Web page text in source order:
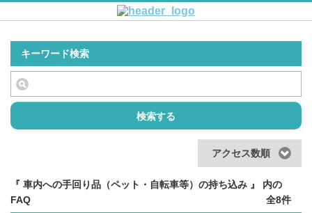
キーワード検索
検索する
アクセス数順
『 車内への手回り品（ペット・自転車等）の持ち込み 』 内の
FAQ
全8件